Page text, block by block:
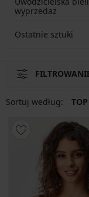
wyprzedaż
Ostatnie sztuki
Sortuj według: TOP